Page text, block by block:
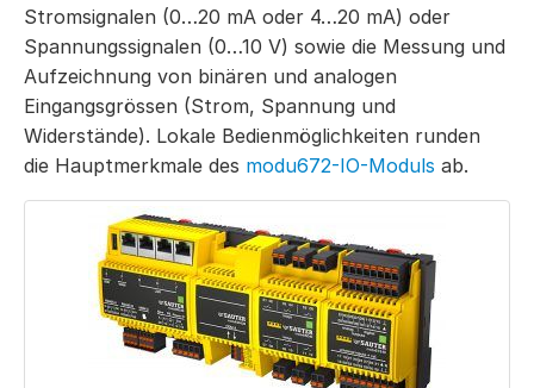
Stromsignalen (0…20 mA oder 4…20 mA) oder
Spannungssignalen (0…10 V) sowie die Messung und
Aufzeichnung von binären und analogen
Eingangsgrössen (Strom, Spannung und
Widerstände). Lokale Bedienmöglichkeiten runden
die Hauptmerkmale des modu672-IO-Moduls ab.